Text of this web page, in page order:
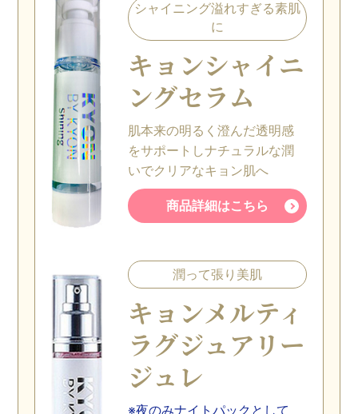
シャイニング溢れすぎる素肌
に
キョンシャイニ
ングセラム
肌本来の明るく澄んだ透明感
をサポートしナチュラルな潤
いでクリアなキョン肌へ
商品詳細はこちら
潤って張り美肌
キョンメルティ
ラグジュアリー
ジュレ
※夜のみナイトパックとして